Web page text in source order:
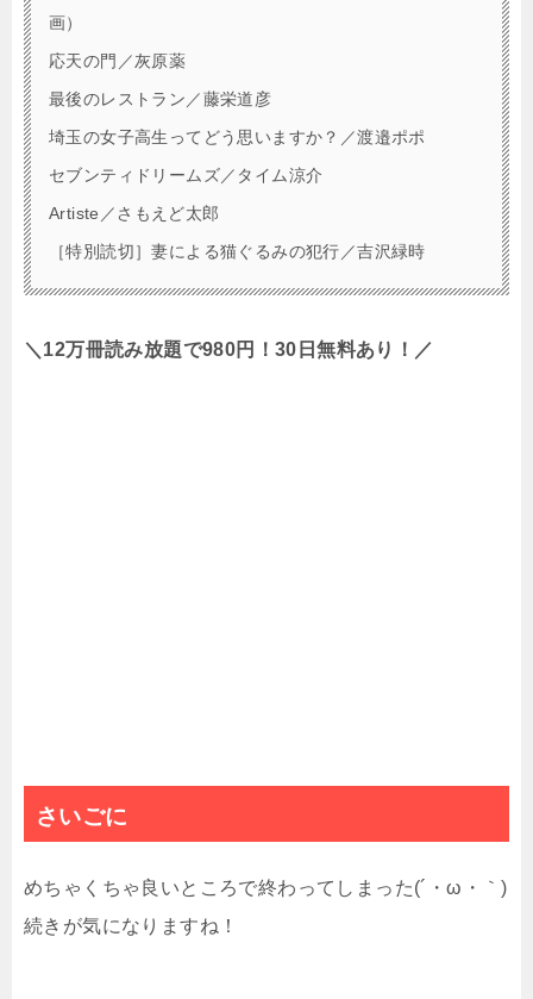
画）
応天の門／灰原薬
最後のレストラン／藤栄道彦
埼玉の女子高生ってどう思いますか？／渡邉ポポ
セブンティドリームズ／タイム涼介
Artiste／さもえど太郎
［特別読切］妻による猫ぐるみの犯行／吉沢緑時
＼12万冊読み放題で980円！30日無料あり！／
さいごに
めちゃくちゃ良いところで終わってしまった(´・ω・｀)
続きが気になりますね！